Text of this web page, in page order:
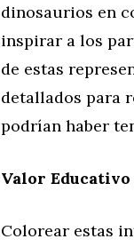
dinosaurios en
inspirar a los
de estas
detallados para
podrían haber
Valor
Colorear estas